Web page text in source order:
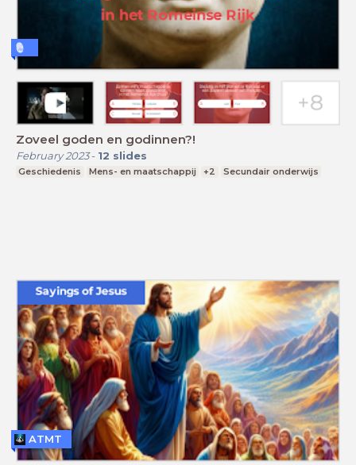
Zoveel goden en godinnen?!
February 2023- 12 slides
Geschiedenis Mens- en maatschappij +2 Secundair onderwijs
ATMT